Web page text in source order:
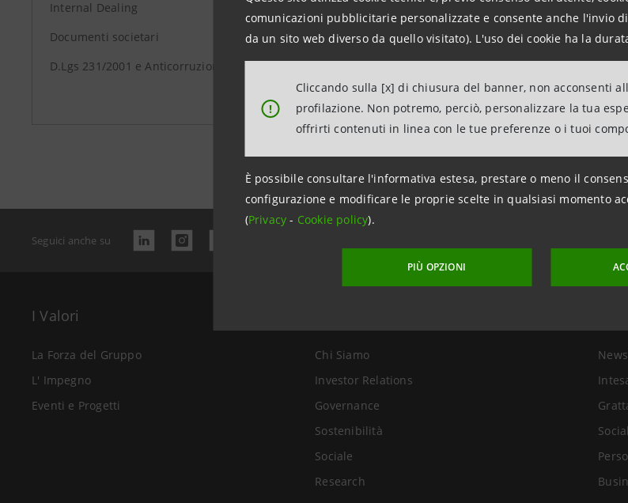
comunicazioni pubblicitarie personalizzate e consente anche l'invio
da un sito web diverso da quello visitato). L'uso dei cookie ha la
!
Cliccando sulla [x] di chiusura del banner, non acconsenti
profilazione. Non potremo, perciò, personalizzare la tua
offrirti contenuti in linea con le tue preferenze o i tuoi
È possibile consultare l'informativa estesa, prestare o meno il
configurazione e modificare le proprie scelte in qualsiasi momento
(Privacy- Cookie policy).
PIÙ OPZIONI
Internal Dealing
Documenti societari
D.Lgs 231/2001 e Anticorruzione
Data ultimo aggiornamento 24 marzo 2024 alle ore 10:13:44
Seguici anche su
I Valori
La Forza del Gruppo
L' Impegno
Eventi e Progetti
Chi Siamo
Investor Relations
Governance
Sostenibilità
Sociale
Research